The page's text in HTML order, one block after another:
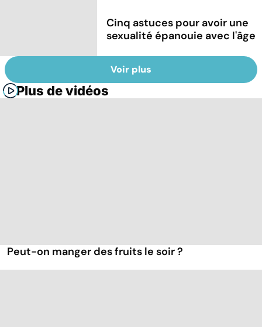
Cinq astuces pour avoir une
sexualité épanouie avec l'âge
Voir plus
Plus de vidéos
Peut-on manger des fruits le soir ?